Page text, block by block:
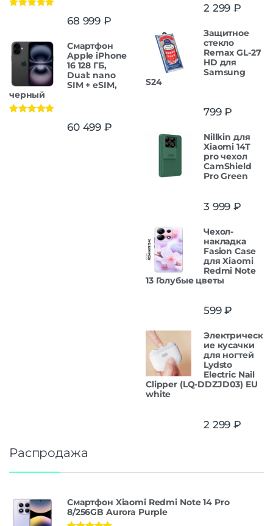
68 999 ₽
Смартфон
Apple iPhone
16 128 ГБ,
Dual: nano
SIM + eSIM,
черный
60 499 ₽
2 299 ₽
Защитнoe
cтекло
Remax GL-27
HD для
Samsung
S24
799₽
Nillkin для
Xiaomi 14T
pro чехол
CamShield
Pro Green
3 999 ₽
Чехол-
накладка
Fasion Case
для Xiaomi
Redmi Note
13 Голубые цветы
599₽
Электрическ
ие кусачки
для ногтей
Lydsto
Electric Nail
Clipper (LQ-DDZJD03) EU
white
2 299 ₽
Распродажа
Смартфон Xiaomi Redmi Note 14 Pro
8/256GB Aurora Purple